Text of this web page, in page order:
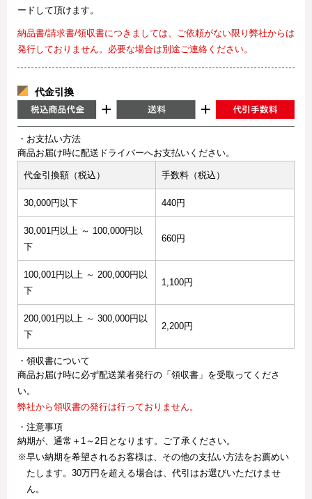
ードして頂けます。
納品書/請求書/領収書につきましては、ご依頼がない限り弊社からは
発行しておりません。必要な場合は別途ご連絡ください。
代金引換
・お支払い方法
商品お届け時に配送ドライバーへお支払いください。
代金引換額（税込） 手数料（税込）
30,000円以下 440円
30,001円以上 ～ 100,000円以
下
660円
100,001円以上 ～ 200,000円以
下
1,100円
200,001円以上 ～ 300,000円以
下
2,200円
・領収書について
商品お届け時に必ず配送業者発行の「領収書」を受取ってくださ
い。
弊社から領収書の発行は行っておりません。
・注意事項
納期が、通常＋1～2日となります。ご了承ください。
※早い納期を希望されるお客様は、その他の支払い方法をお薦めい
たします。30万円を超える場合は、代引はお選びいただけませ
ん。